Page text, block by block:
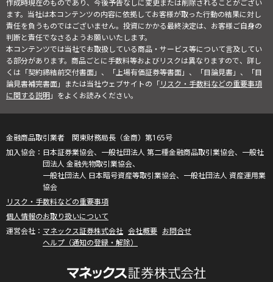
作成時現在のものであり、今後予告なしに変更または削除されることがござい
ます。当社は本コンテンツの内容に依拠してお客様が取った行動の結果に対し
責任を負うものではございません。投資にかかる最終決定は、お客様ご自身の
判断と責任でなさるようお願いいたします。
本コンテンツでは当社でお取扱している商品・サービス等について言及してい
る部分があります。商品ごとに手数料等およびリスクは異なりますので、詳し
くは「契約締結前交付書面」、「上場有価証券等書面」、「目論見書」、「目
論見書補完書面」または当社ウェブサイトの「リスク・手数料などの重要事項
に関する説明」をよくお読みください。
金融商品取引業者 関東財務局長（金商）第165号
日本証券業協会、一般社団法人 第二種金融商品取引業協会、一般社
団法人 金融先物取引業協会、
一般社団法人 日本暗号資産等取引業協会、一般社団法人 資産運用業
協会
リスク・手数料などの重要事項
個人情報のお取り扱いについて
マネックス証券株式会社 会社概要 お問合せ
ヘルプ（通知の登録・解除）